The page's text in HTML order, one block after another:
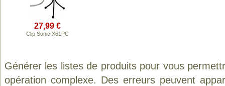
27,99 €
Clip Sonic X61PC
Générer les listes de produits pour vous
opération complexe. Des erreurs peuvent